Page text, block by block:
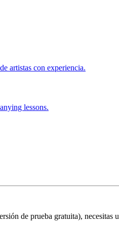
artistas con experiencia.
lessons.
de prueba gratuita),